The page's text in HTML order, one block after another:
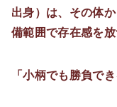
出身）は、その体
備範囲で存在感を放
「小柄でも勝負で